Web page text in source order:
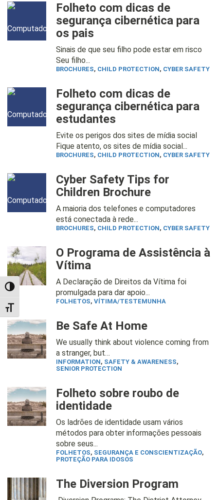
TOGGLE HIGH CONTRAST
TOGGLE FONT SIZE
Folheto com dicas de
segurança cibernética para
os pais
Sinais de que seu filho pode estar em risco
Seu filho...
BROCHURES, CHILD PROTECTION, CYBER SAFETY
Folheto com dicas de
segurança cibernética para
estudantes
Evite os perigos dos sites de mídia social
Fique atento, os sites de mídia social...
BROCHURES, CHILD PROTECTION, CYBER SAFETY
Cyber Safety Tips for
Children Brochure
A maioria dos telefones e computadores
está conectada à rede...
BROCHURES, CHILD PROTECTION, CYBER SAFETY
O Programa de Assistência à
Vítima
A Declaração de Direitos da Vítima foi
promulgada para dar apoio...
FOLHETOS, VÍTIMA/TESTEMUNHA
Be Safe At Home
We usually think about violence coming from
a stranger, but…
INFORMATION, SAFETY & AWARENESS,
SENIOR PROTECTION
Folheto sobre roubo de
identidade
Os ladrões de identidade usam vários
métodos para obter informações pessoais
sobre seus...
FOLHETOS, SEGURANÇA E CONSCIENTIZAÇÃO,
PROTEÇÃO PARA IDOSOS
The Diversion Program